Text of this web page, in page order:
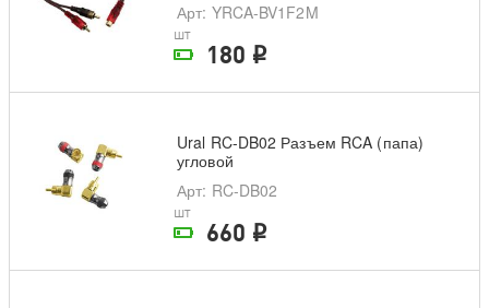
На складе поставщика
Арт: YRCA-BV1F2M
шт
180 i
На складе поставщика
Ural RC-DB02 Разъем RCA (папа)
угловой
Арт: RC-DB02
шт
660 i